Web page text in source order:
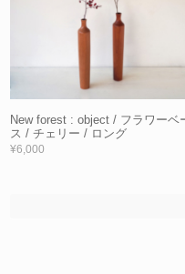
New forest : object / フラワーベ
ス / チェリー / ロング
¥6,000